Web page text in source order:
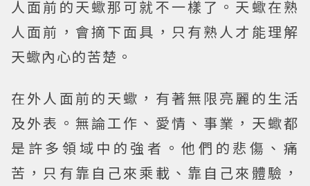
人面前的天蠍那可就不一樣了。天蠍在熟
人面前，會摘下面具，只有熟人才能理解
天蠍內心的苦楚。
在外人面前的天蠍，有著無限亮麗的生活
及外表。無論工作、愛情、事業，天蠍都
是許多領域中的強者。他們的悲傷、痛
苦，只有靠自己來乘載、靠自己來體驗，